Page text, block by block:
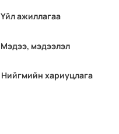
Үйл ажиллагаа
Мэдээ, мэдээлэл
Нийгмийн хариуцлага